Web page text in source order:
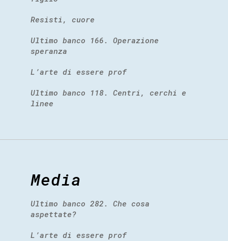
Resisti, cuore
Ultimo banco 166. Operazione
speranza
L’arte di essere prof
Ultimo banco 118. Centri, cerchi e
linee
Media
Ultimo banco 282. Che cosa
aspettate?
L’arte di essere prof